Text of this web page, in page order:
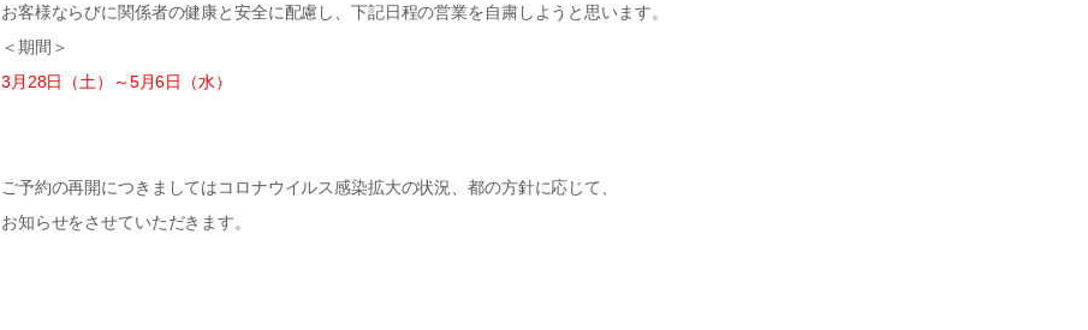
お客様ならびに関係者の健康と安全に配慮し、下記日程の営業を自粛しようと思います。
＜期間＞
3月28日（土）～5月6日（水）
ご予約の再開につきましてはコロナウイルス感染拡大の状況、都の方針に応じて、
お知らせをさせていただきます。